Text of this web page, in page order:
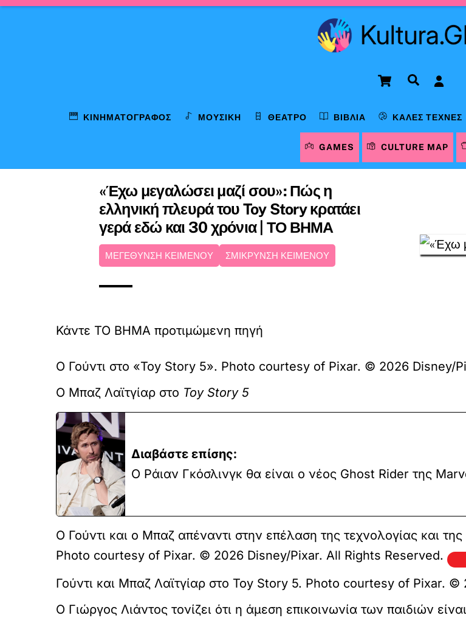
Skip
Cart
ΚΙΝΗΜΑΤΟΓΡΆΦΟΣ ΜΟΥΣΙΚΉ ΘΈΑΤΡΟ ΒΙΒΛΊΑ ΚΑΛΈΣ ΤΈΧΝΕΣ
GAMES CULTURE MAP
«Έχω μεγαλώσει μαζί σου»: Πώς η
ελληνική πλευρά του Toy Story κρατάει
γερά εδώ και 30 χρόνια | ΤΟ ΒΗΜΑ
ΜΕΓΕΘΥΝΣΗ ΚΕΙΜΕΝΟΥ ΣΜΙΚΡΥΝΣΗ ΚΕΙΜΕΝΟΥ
Κάντε TO BHMA προτιμώμενη πηγή
Ο Γούντι στο «Toy Story 5». Photo courtesy of Pixar. © 2026 Disney/
Ο Μπαζ Λαϊτγίαρ στο Toy Story 5
Διαβάστε επίσης:
Ο Ράιαν Γκόσλινγκ θα είναι ο νέος Ghost Rider της
Ο Γούντι και ο Μπαζ απέναντι στην επέλαση της τεχνολογίας και
Photo courtesy of Pixar. © 2026 Disney/Pixar. All Rights Reserved.
Γούντι και Μπαζ Λαϊτγίαρ στο Toy Story 5. Photo courtesy of Pixar.
Ο Γιώργος Λιάντος τονίζει ότι η άμεση επικοινωνία των παιδιών